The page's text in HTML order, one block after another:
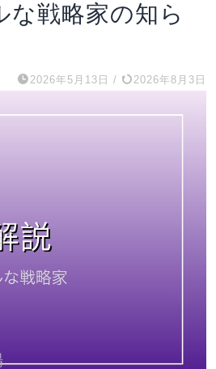
戦略家の知ら
2026年5月13日 / 2026年8月3日